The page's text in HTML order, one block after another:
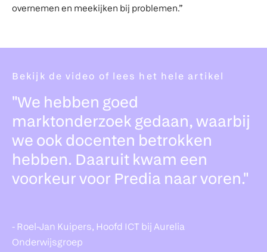
overnemen en meekijken bij problemen.”
Bekijk de video of lees het hele artikel
"We hebben goed
marktonderzoek gedaan, waarbij
we ook docenten betrokken
hebben. Daaruit kwam een
voorkeur voor Predia naar voren."
- Roel-Jan Kuipers, Hoofd ICT bij Aurelia
Onderwijsgroep